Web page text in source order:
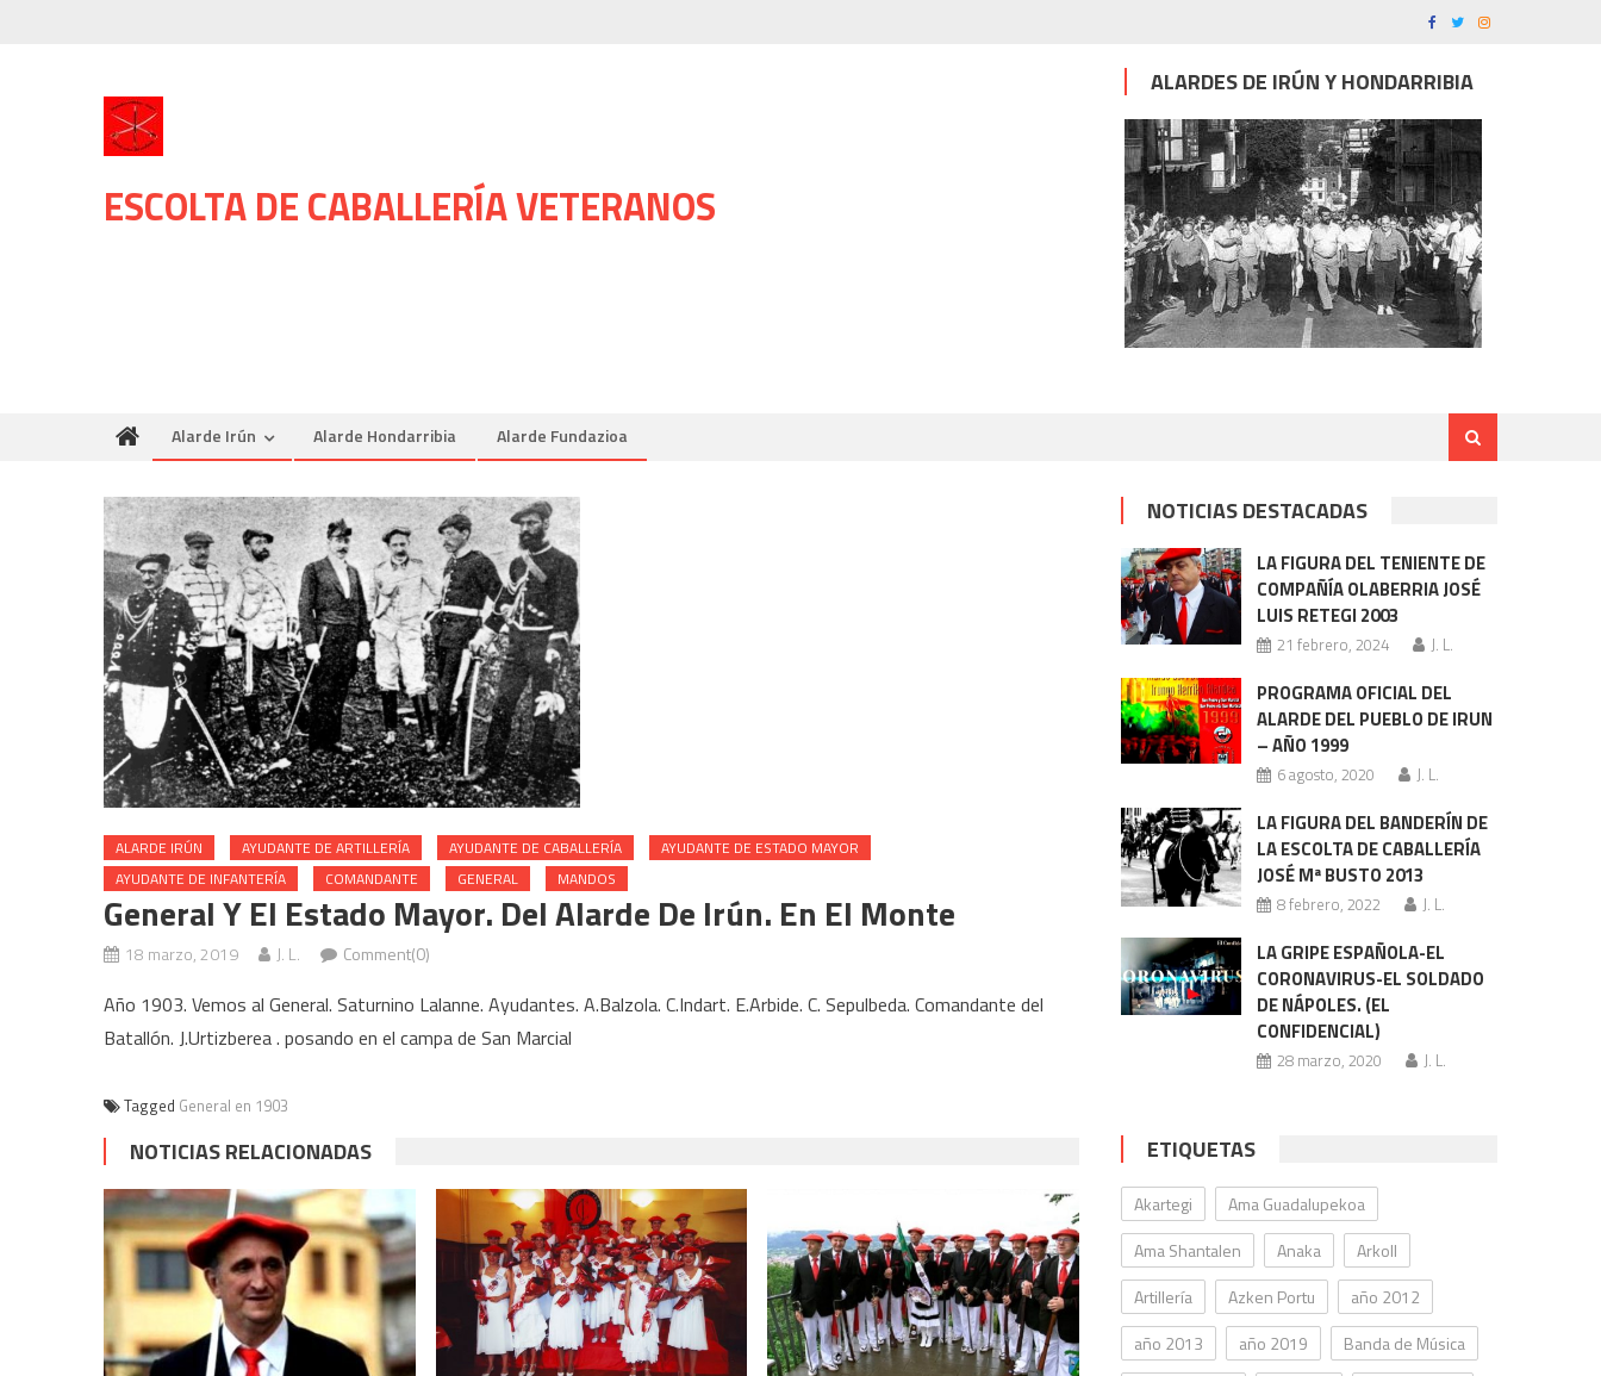
ESCOLTA DE CABALLERÍA VETERANOS
ALARDES DE IRÚN Y HONDARRIBIA
Alarde Irún Alarde Hondarribia Alarde Fundazioa
ALARDE IRÚN AYUDANTE DE ARTILLERÍA AYUDANTE DE CABALLERÍA
AYUDANTE DE ESTADO MAYOR
AYUDANTE DE INFANTERÍA
COMANDANTE GENERAL MANDOS
General Y El Estado Mayor. Del Alarde De Irún. En El Monte
18 marzo, 2019 J. L. Comment(0)
Año 1903. Vemos al General. Saturnino Lalanne. Ayudantes. A.Balzola. C.Indart. E.Arbide. C. Sepulbeda. Comandante del
Batallón. J.Urtizberea . posando en el campa de San Marcial
Tagged General en 1903
NOTICIAS RELACIONADAS
NOTICIAS DESTACADAS
LA FIGURA DEL TENIENTE DE
COMPAÑÍA OLABERRIA JOSÉ
LUIS RETEGI 2003
21 febrero, 2024 J. L.
PROGRAMA OFICIAL DEL
ALARDE DEL PUEBLO DE IRUN
– AÑO 1999
6 agosto, 2020 J. L.
LA FIGURA DEL BANDERÍN DE
LA ESCOLTA DE CABALLERÍA
JOSÉ Mª BUSTO 2013
8 febrero, 2022 J. L.
LA GRIPE ESPAÑOLA-EL
CORONAVIRUS-EL SOLDADO
DE NÁPOLES. (EL
CONFIDENCIAL)
28 marzo, 2020 J. L.
ETIQUETAS
Akartegi
Ama Guadalupekoa
Ama Shantalen
Anaka
Arkoll
Artillería
Azken Portu
año 2012
año 2013
año 2019
Banda de Música